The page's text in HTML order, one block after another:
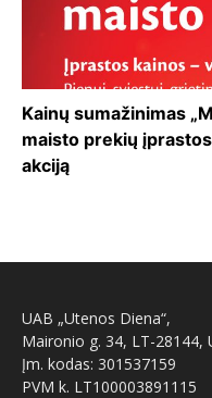
Kainų sumažinimas
maisto prekių
akciją
UAB „Utenos Diena“,
Maironio g. 34, LT-28144,
Įm. kodas: 301537159
PVM k. LT100003891115